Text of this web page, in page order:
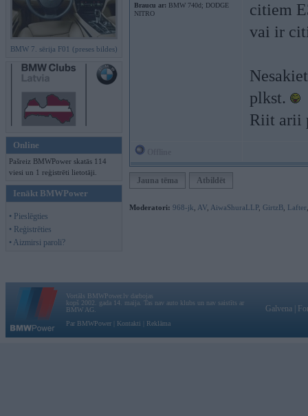
BMW 7. sērija F01 (preses bildes)
Online
Pašreiz BMWPower skatās 114
viesi un 1 reģistrēti lietotāji.
Ienākt BMWPower
• Pieslēgties
• Reģistrēties
• Aizmirsi paroli?
Braucu ar: BMW 740d; DODGE
NITRO
citiem
vai ir
plkst.
Riit arii
Jauna tēma Atbildēt
Moderatori: 968-jk AV AiwaShuraLLP, GirtzB Lafter
Vortāls BMWPower.lv darbojas
kopš 2002. gada 14. maija. Tas nav auto klubs un nav saistīts ar
BMW AG.
Par BMWPower
Kontakti Reklāma
Galvena